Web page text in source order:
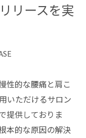
リースを実
性的な腰痛と肩こ
いただけるサロン
提供しておりま
本的な原因の解決